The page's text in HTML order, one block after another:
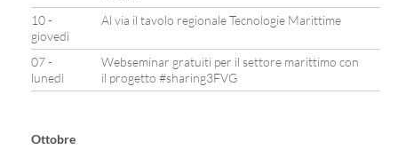
10 -
giovedì
Al via il tavolo regionale Tecnologie Marittime
07 -
lunedì
Webseminar gratuiti per il settore marittimo con
il progetto #sharing3FVG
Ottobre